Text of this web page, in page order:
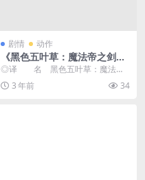
剧情 动作
《黑色五叶草：魔法帝之剑》
只分享精品??????
◎译 名 黑色五叶草：魔法帝
之剑/Black Clover: Sword of...
3 年前 34